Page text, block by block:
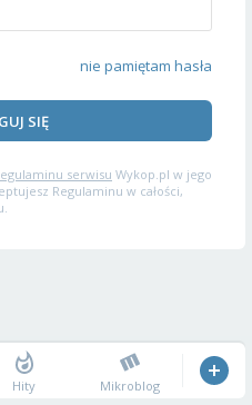
nie pamiętam hasła
SIĘ
serwisu Wykop.pl w jego
Regulaminu w całości,
Hity Mikroblog